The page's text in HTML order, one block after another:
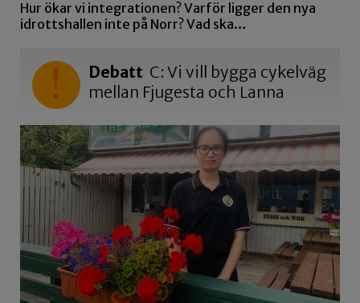
Hur ökar vi integrationen? Varför ligger den nya
idrottshallen inte på Norr? Vad ska…
Debatt C: Vi vill bygga cykelväg
mellan Fjugesta och Lanna